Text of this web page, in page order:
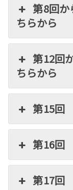
第8回
ちらから
第12回
ちらから
第15回
第16回
第17回